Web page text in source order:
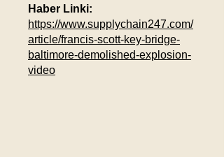
Haber Linki:
https://www.supplychain247.com/
article/francis-scott-key-bridge-
baltimore-demolished-explosion-
video